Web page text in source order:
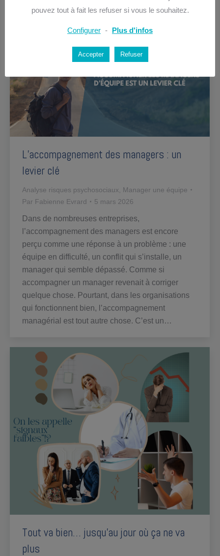
L’accompagnement des managers : un
levier clé
Analyse risques psychosociaux
Manager une équipe
Par Fabienne Evrard 5 mars 2026
Dans de nombreuses entreprises,
l’accompagnement des managers est encore
perçu comme une réponse à un problème : une
équipe en difficulté, un conflit qui s’installe, un
manager qui semble dépassé. Comme si
accompagner un manager revenait à corriger
quelque chose. Pourtant, dans les organisations
qui fonctionnent bien, l’accompagnement
managérial est tout autre chose. C’est un…
Tout va bien… jusqu’au jour où ça ne va
plus
pouvez tout à fait les refuser si vous le souhaitez.
Configurer - Plus d'infos
Accepter Refuser